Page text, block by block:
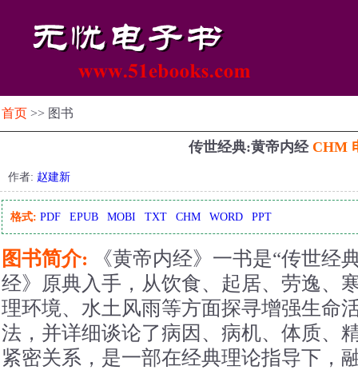
首页 >> 图书
传世经典:黄帝内经 CHM
作者: 赵建新
格式: PDF EPUB MOBI TXT CHM WORD PPT
图书简介: 《黄帝内经》一书是“传世经
经》原典入手，从饮食、起居、劳逸、
理环境、水土风雨等方面探寻增强生命
法，并详细谈论了病因、病机、体质、
紧密关系，是一部在经典理论指导下，